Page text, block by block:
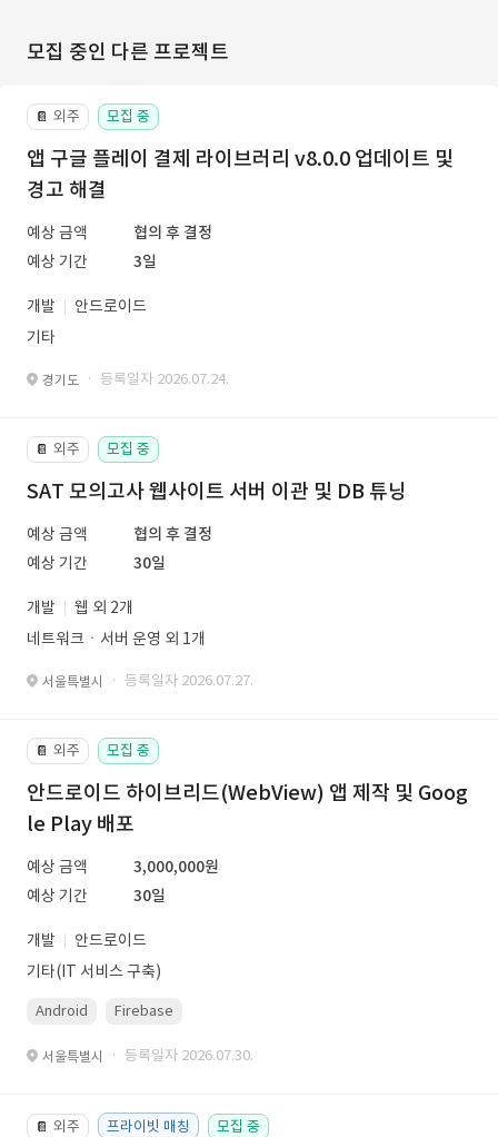
모집 중인 다른 프로젝트
📔 외주 모집 중
앱 구글 플레이 결제 라이브러리 v8.0.0 업데이트 및
경고 해결
예상 금액
협의 후 결정
예상 기간
3일
개발
안드로이드
기타
경기도 · 등록일자 2026.07.24.
📔 외주 모집 중
SAT 모의고사 웹사이트 서버 이관 및 DB 튜닝
예상 금액
협의 후 결정
예상 기간
30일
개발
웹 외 2개
네트워크ㆍ서버 운영 외 1개
서울특별시 · 등록일자 2026.07.27.
📔 외주 모집 중
안드로이드 하이브리드(WebView) 앱 제작 및 Goog
le Play 배포
예상 금액
3,000,000원
예상 기간
30일
개발
안드로이드
기타(IT 서비스 구축)
Android Firebase
서울특별시 · 등록일자 2026.07.30.
📔 외주 프라이빗 매칭 모집 중